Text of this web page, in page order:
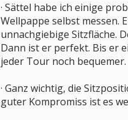
· Sättel habe ich einige
Wellpappe selbst messen.
unnachgiebige Sitzfläche.
Dann ist er perfekt. Bis er
jeder Tour noch bequemer.
· Ganz wichtig, die
guter Kompromiss ist es